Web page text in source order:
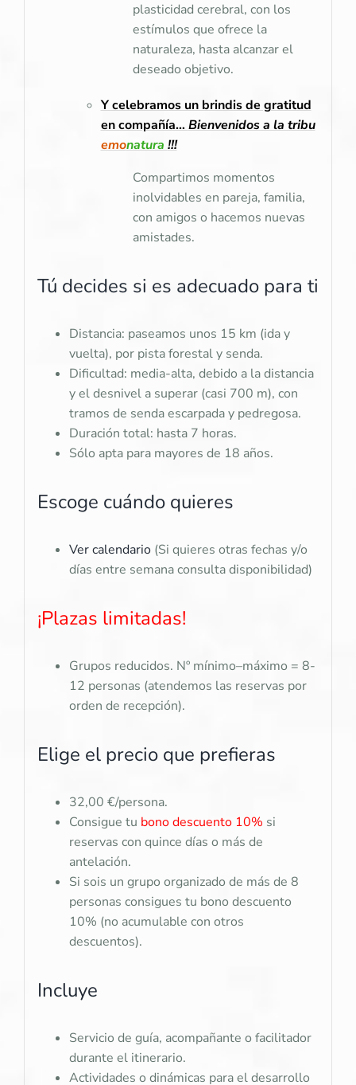
plasticidad cerebral, con los
estímulos que ofrece la
naturaleza, hasta alcanzar el
deseado objetivo.
Y celebramos un brindis de gratitud
en compañía…Bienvenidos a la tribu
emonatura!!!
Compartimos momentos
inolvidables en pareja, familia,
con amigos o hacemos nuevas
amistades.
Tú decides si es adecuado para ti
Distancia: paseamos unos 15 km (ida y
vuelta), por pista forestal y senda.
Dificultad: media-alta, debido a la distancia
y el desnivel a superar (casi 700 m), con
tramos de senda escarpada y pedregosa.
Duración total: hasta 7 horas.
Sólo apta para mayores de 18 años.
Escoge cuándo quieres
Ver calendario(Si quieres otras fechas y/o
días entre semana consulta disponibilidad)
¡Plazas limitadas!
Grupos reducidos. Nº mínimo–máximo = 8-
12 personas (atendemos las reservas por
orden de recepción).
Elige el precio que prefieras
32,00 €/persona.
Consigue tu bono descuento 10% si
reservas con quince días o más de
antelación.
Si sois un grupo organizado de más de 8
personas consigues tu bono descuento
10% (no acumulable con otros
descuentos).
Incluye
Servicio de guía, acompañante o facilitador
durante el itinerario.
Actividades o dinámicas para el desarrollo